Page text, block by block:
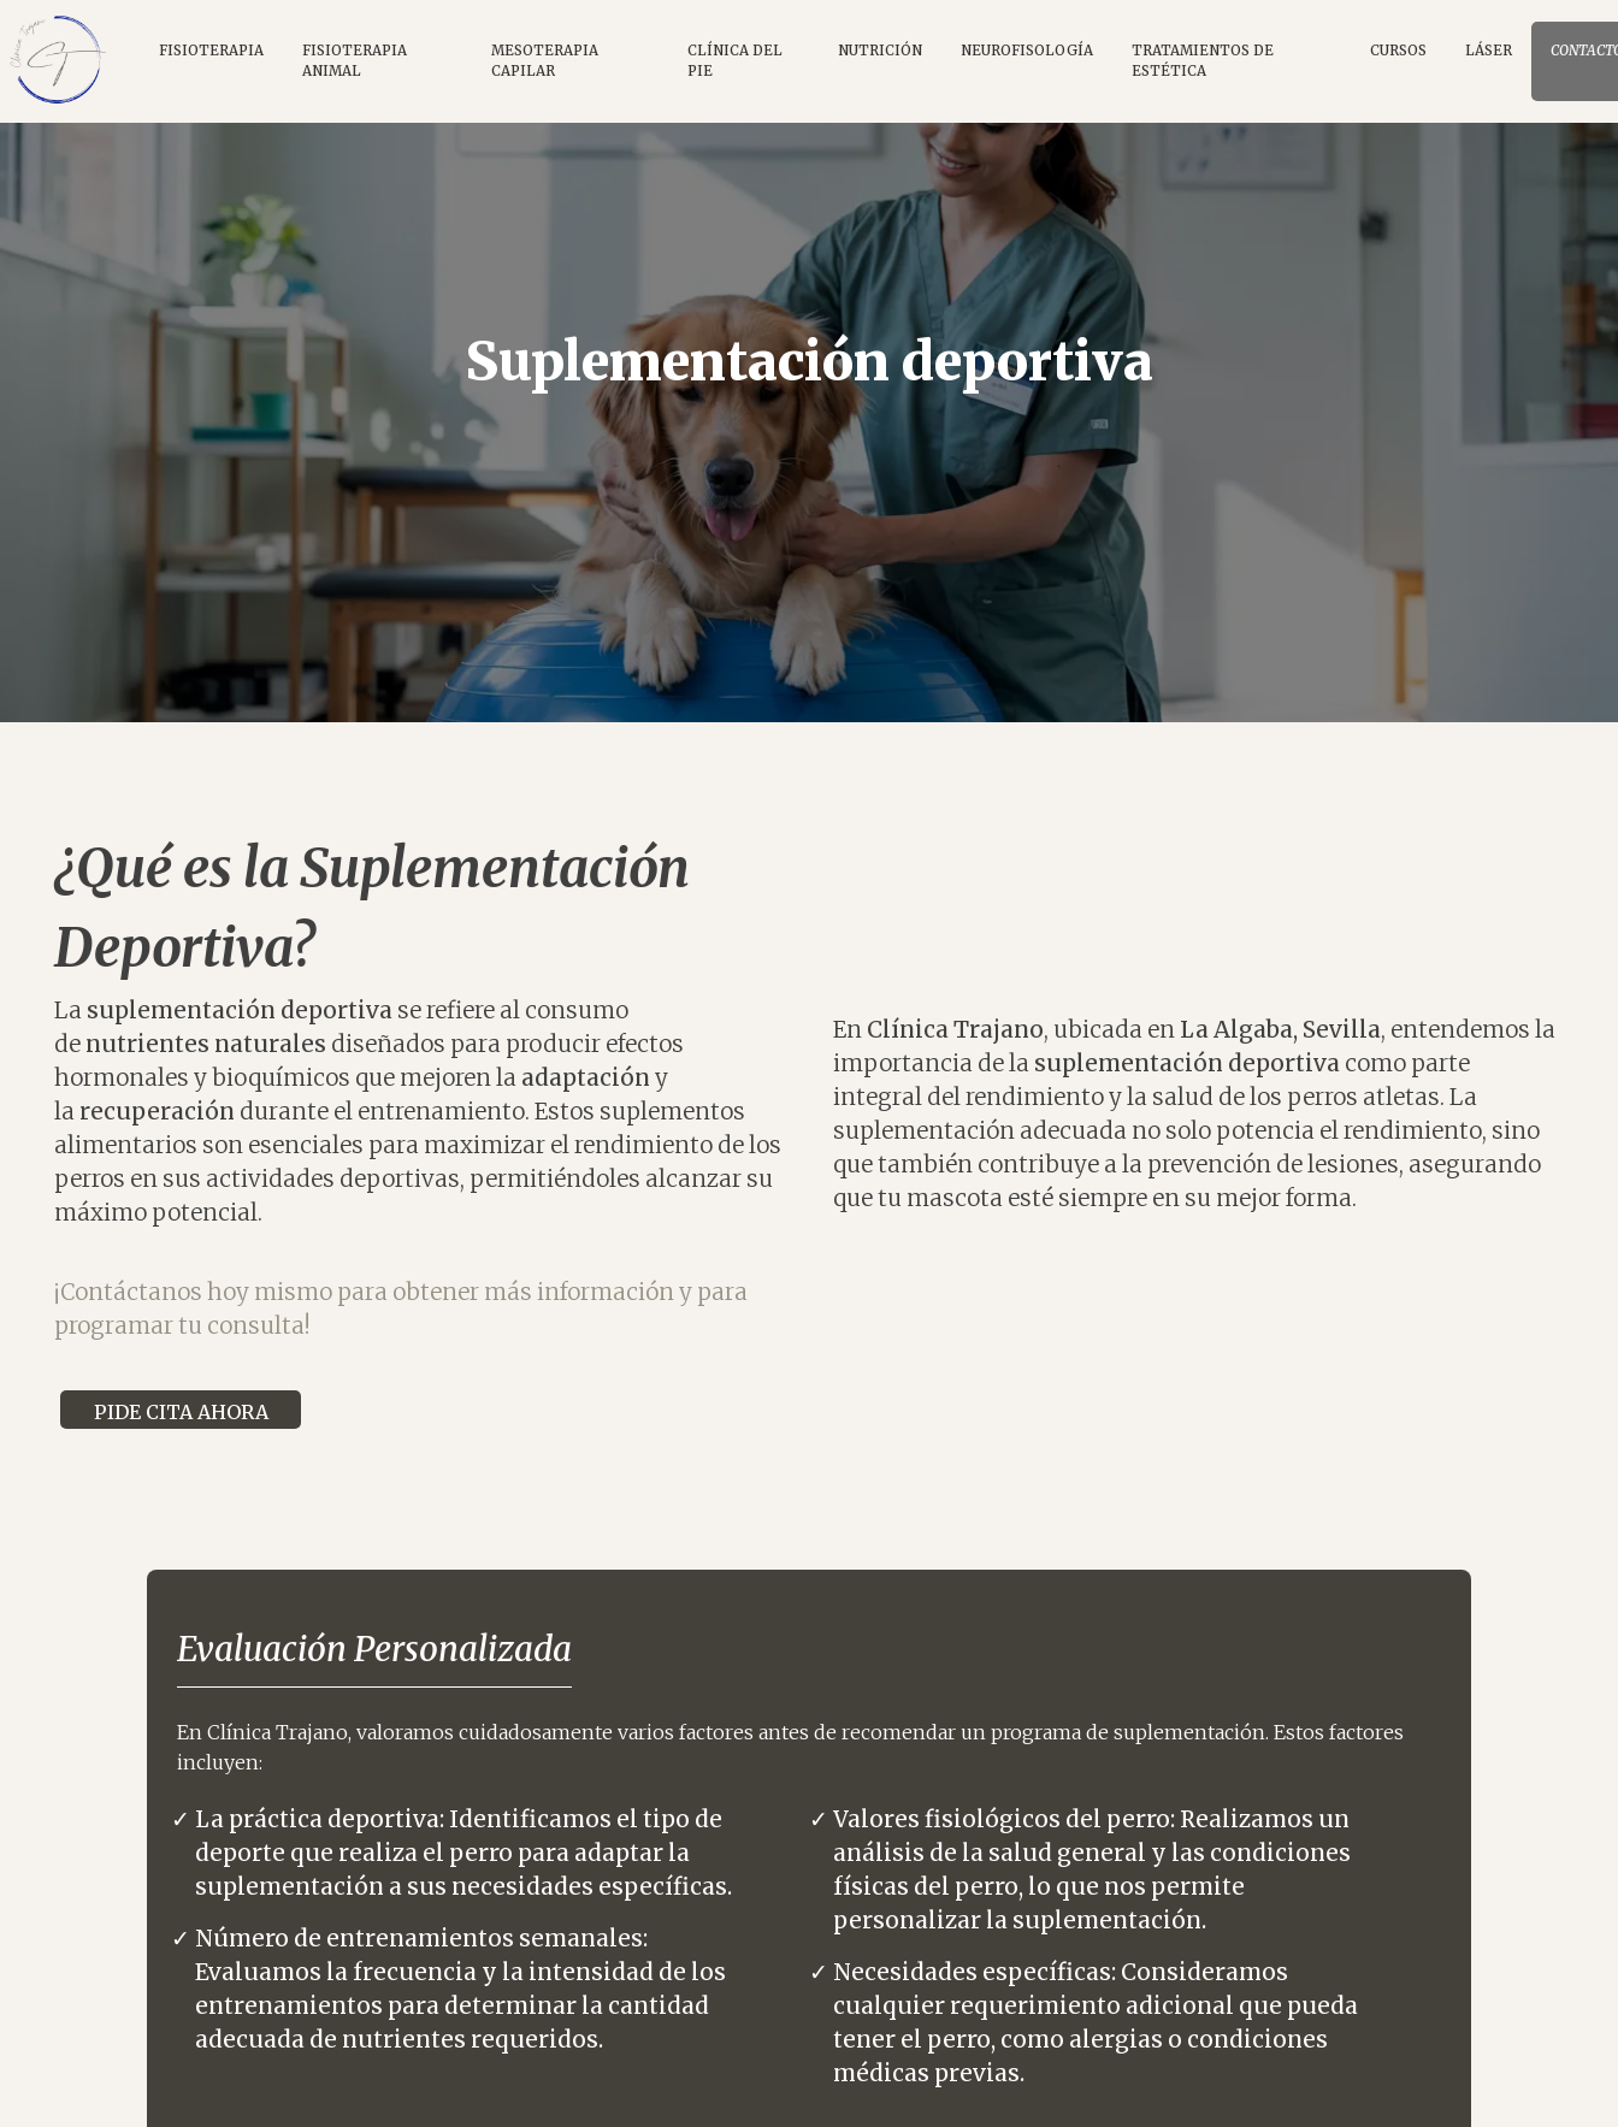
FISIOTERAPIA
FISIOTERAPIA
ANIMAL
MESOTERAPIA
CAPILAR
CLÍNICA DEL
PIE
NUTRICIÓN NEUROFISOLOGÍA
TRATAMIENTOS DE
ESTÉTICA
CURSOS LÁSER
Suplementación deportiva
¿Qué es la Suplementación
Deportiva?
La suplementación deportiva se refiere al consumo
de nutrientes naturales diseñados para producir efectos
hormonales y bioquímicos que mejoren la adaptación y
la recuperación durante el entrenamiento. Estos suplementos
alimentarios son esenciales para maximizar el rendimiento de los
perros en sus actividades deportivas, permitiéndoles alcanzar su
máximo potencial.
¡Contáctanos hoy mismo para obtener más información y para
programar tu consulta!
PIDE CITA AHORA
En Clínica Trajano, ubicada en La Algaba, Sevilla, entendemos la
importancia de la suplementación deportiva como parte
integral del rendimiento y la salud de los perros atletas. La
suplementación adecuada no solo potencia el rendimiento, sino
que también contribuye a la prevención de lesiones, asegurando
que tu mascota esté siempre en su mejor forma.
Evaluación Personalizada
En Clínica Trajano, valoramos cuidadosamente varios factores antes de recomendar un programa de suplementación. Estos factores
incluyen:
La práctica deportiva: Identificamos el tipo de
deporte que realiza el perro para adaptar la
suplementación a sus necesidades específicas.
Número de entrenamientos semanales:
Evaluamos la frecuencia y la intensidad de los
entrenamientos para determinar la cantidad
adecuada de nutrientes requeridos.
Valores fisiológicos del perro: Realizamos un
análisis de la salud general y las condiciones
físicas del perro, lo que nos permite
personalizar la suplementación.
Necesidades específicas: Consideramos
cualquier requerimiento adicional que pueda
tener el perro, como alergias o condiciones
médicas previas.